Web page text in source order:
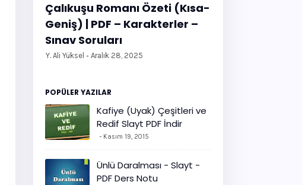
Çalıkuşu Romanı Özeti (Kısa-
Geniş) | PDF – Karakterler –
Sınav Soruları
Y. Ali Yüksel Aralık 28, 2025
POPÜLER YAZILAR
Kafiye (Uyak) Çeşitleri ve
Redif Slayt PDF İndir
Kasım 19, 2015
Ünlü Daralması - Slayt -
PDF Ders Notu